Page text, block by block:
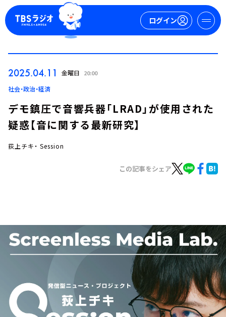
ログイン
イベント・グッズ
YouTube
会社情報
2025.04.11 金曜日 20:00
社会・政治・経済
デモ鎮圧で音響兵器「LRAD」が使用された
疑惑【音に関する最新研究】
荻上チキ・ Session
この記事をシェア